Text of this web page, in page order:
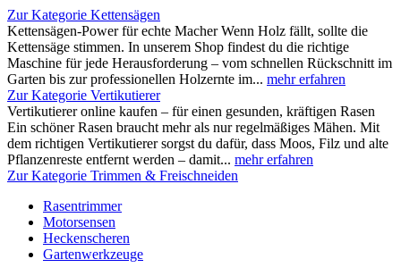
Zur Kategorie Kettensägen
Kettensägen-Power für echte Macher Wenn Holz fällt, sollte die
Kettensäge stimmen. In unserem Shop findest du die richtige
Maschine für jede Herausforderung – vom schnellen Rückschnitt im
Garten bis zur professionellen Holzernte im... mehr erfahren
Zur Kategorie Vertikutierer
Vertikutierer online kaufen – für einen gesunden, kräftigen Rasen
Ein schöner Rasen braucht mehr als nur regelmäßiges Mähen. Mit
dem richtigen Vertikutierer sorgst du dafür, dass Moos, Filz und alte
Pflanzenreste entfernt werden – damit... mehr erfahren
Zur Kategorie Trimmen & Freischneiden
Rasentrimmer
Motorsensen
Heckenscheren
Gartenwerkzeuge